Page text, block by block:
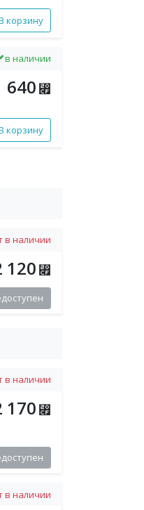
корзину
в наличии
640 ⃏
корзину
в наличии
120 ⃏
в наличии
170 ⃏
в наличии